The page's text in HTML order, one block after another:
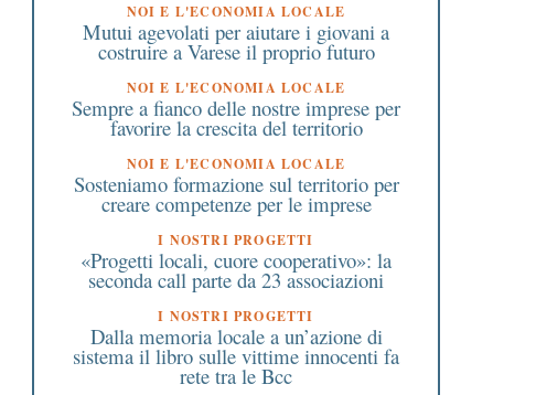
NOI E L'ECONOMIA LOCALE
Mutui agevolati per aiutare i giovani a
costruire a Varese il proprio futuro
NOI E L'ECONOMIA LOCALE
Sempre a fianco delle nostre imprese per
favorire la crescita del territorio
NOI E L'ECONOMIA LOCALE
Sosteniamo formazione sul territorio per
creare competenze per le imprese
I NOSTRI PROGETTI
«Progetti locali, cuore cooperativo»: la
seconda call parte da 23 associazioni
I NOSTRI PROGETTI
Dalla memoria locale a un’azione di
sistema il libro sulle vittime innocenti fa
rete tra le Bcc